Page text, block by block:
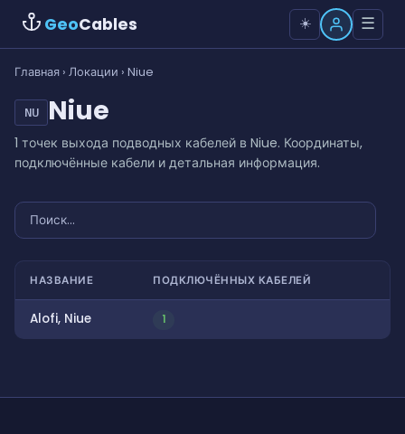
GeoCables ☀️ ☰
Главная › Локации › Niue
NU Niue
1 точек выхода подводных кабелей в Niue. Координаты,
подключённые кабели и детальная информация.
НАЗВАНИЕ ПОДКЛЮЧЁННЫХ КАБЕЛЕЙ
Alofi, Niue 1